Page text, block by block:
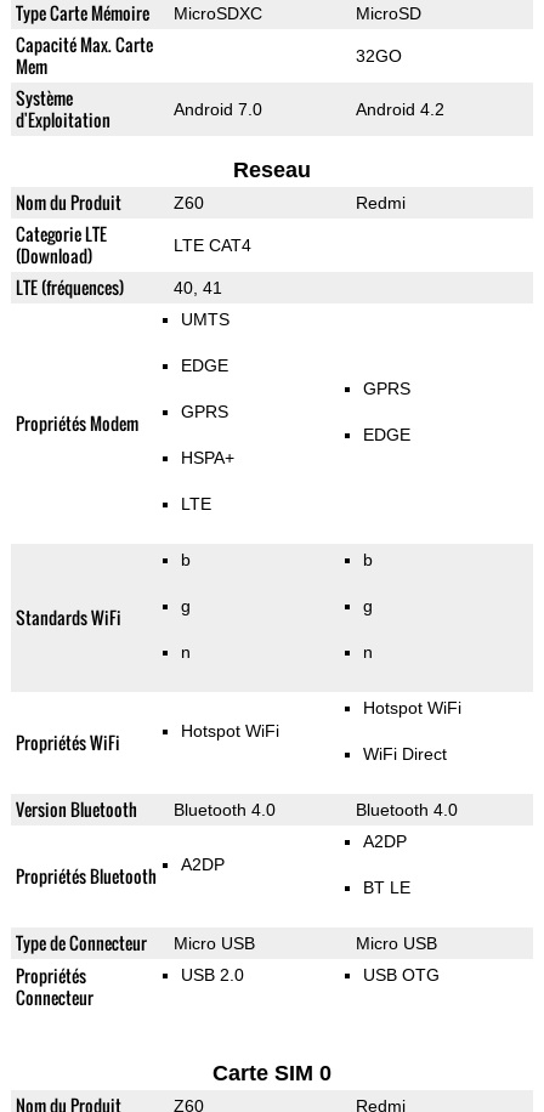
Type Carte Mémoire MicroSDXC MicroSD
Capacité Max. Carte
Mem
32GO
Système
d'Exploitation
Android 7.0 Android 4.2
Reseau
Nom du Produit Z60 Redmi
Categorie LTE
(Download)
LTE CAT4
LTE (fréquences) 40, 41
Propriétés Modem
UMTS
EDGE
GPRS
HSPA+
LTE
GPRS
EDGE
Standards WiFi
b
g
n
b
g
n
Propriétés WiFi Hotspot WiFi
Hotspot WiFi
WiFi Direct
Version Bluetooth Bluetooth 4.0 Bluetooth 4.0
Propriétés Bluetooth A2DP
A2DP
BT LE
Type de Connecteur Micro USB Micro USB
Propriétés
Connecteur
USB 2.0 USB OTG
Carte SIM 0
Nom du Produit Z60 Redmi